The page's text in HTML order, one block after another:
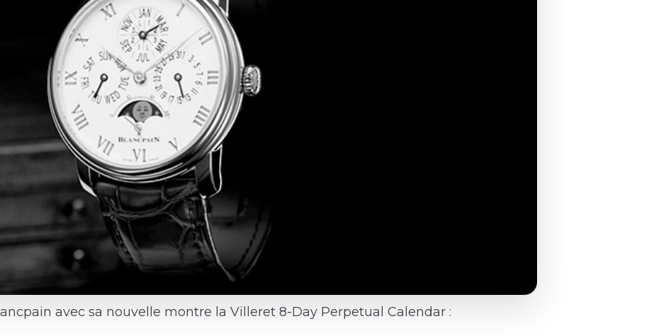
avec sa nouvelle montre la Villeret 8-Day Perpetual Calendar :